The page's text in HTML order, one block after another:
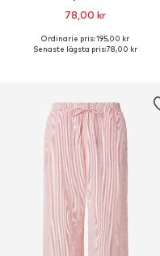
78,00 kr
Tillgängliga storlekar: S-M, M-L, L-XL
Ordinarie pris: 195,00 kr
Senaste lägsta pris:78,00 kr